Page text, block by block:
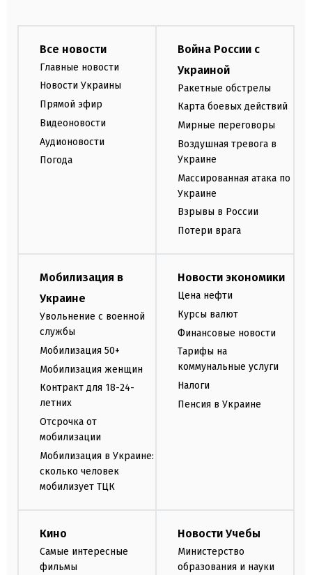
Все новости
Главные новости
Новости Украины
Прямой эфир
Видеоновости
Аудионовости
Погода
Война России с
Украиной
Ракетные обстрелы
Карта боевых действий
Мирные переговоры
Воздушная тревога в
Украине
Массированная атака по
Украине
Взрывы в России
Потери врага
Мобилизация в
Украине
Увольнение с военной
службы
Мобилизация 50+
Мобилизация женщин
Контракт для 18-24-
летних
Отсрочка от
мобилизации
Мобилизация в Украине:
сколько человек
мобилизует ТЦК
Новости экономики
Цена нефти
Курсы валют
Финансовые новости
Тарифы на
коммунальные услуги
Налоги
Пенсия в Украине
Кино
Самые интересные
фильмы
Новости Учебы
Министерство
образования и науки